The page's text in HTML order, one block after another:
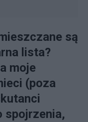
są
lista?
moje
(poza
spojrzenia,